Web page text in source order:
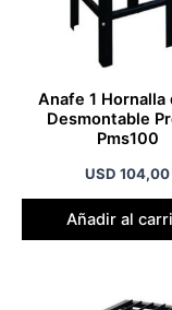
Anafe 1 Hornalla
Desmontable
Pms100
USD 104,00
Añadir al